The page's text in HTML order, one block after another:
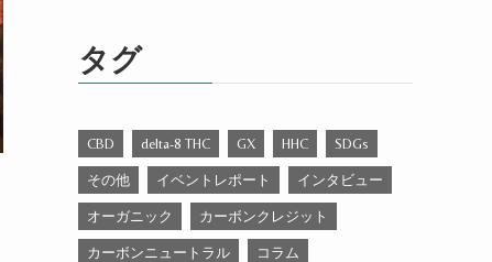
ー
タグ
CBD delta-8 THC GX HHC SDGs
その他 イベントレポート インタビュー
オーガニック カーボンクレジット
カーボンニュートラル コラム